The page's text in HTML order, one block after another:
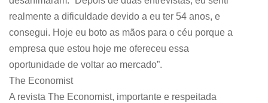
realmente a dificuldade devido a eu ter 54 anos, e
consegui. Hoje eu boto as mãos para o céu porque a
empresa que estou hoje me ofereceu essa
oportunidade de voltar ao mercado”.
The Economist
A revista The Economist, importante e respeitada